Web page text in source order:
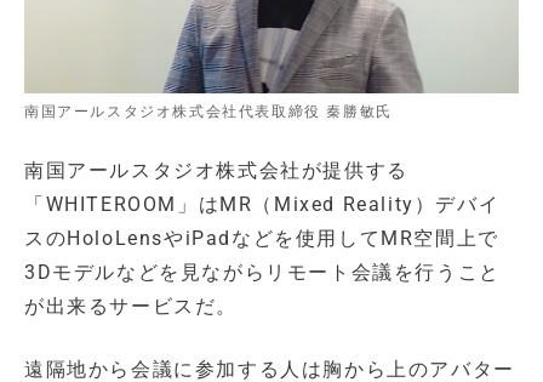
南国アールスタジオ株式会社代表取締役 秦勝敏氏
南国アールスタジオ株式会社が提供する
「WHITEROOM」はMR（Mixed Reality）デバイ
スのHoloLensやiPadなどを使用してMR空間上で
3Dモデルなどを見ながらリモート会議を行うこと
が出来るサービスだ。
遠隔地から会議に参加する人は胸から上のアバター